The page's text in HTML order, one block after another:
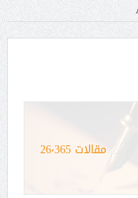
مقالات 26٬365